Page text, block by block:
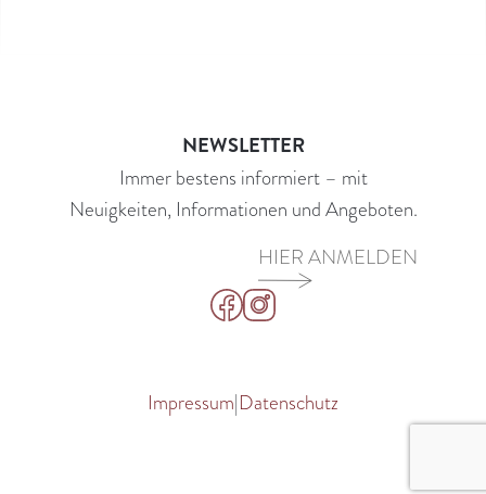
NEWSLETTER
Immer bestens informiert – mit
Neuigkeiten, Informationen und Angeboten.
HIER ANMELDEN
Impressum|Datenschutz